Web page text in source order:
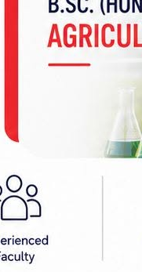
सम्बन्धित
कर्मचारीहरूको
स्पष्ट
कारण सेवा